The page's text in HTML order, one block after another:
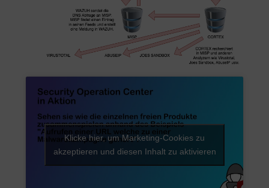
Klicke hier, um Marketing-Cookies zu
akzeptieren und diesen Inhalt zu aktivieren